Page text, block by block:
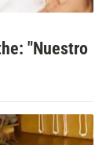
"Nuestro